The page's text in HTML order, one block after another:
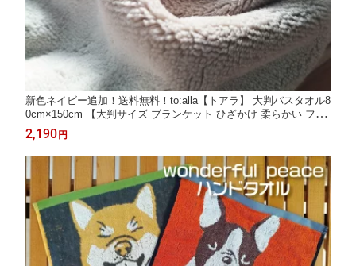
新色ネイビー追加！送料無料！to:alla【トアラ】 大判バスタオル8
0cm×150cm 【大判サイズ ブランケット ひざかけ 柔らかい フワ
フワ 医療ケア児 マイクロファイバー 吸水 速乾 静電気防止 アン
リーシュ応援 プレゼント包装対象商品】
2,190 円